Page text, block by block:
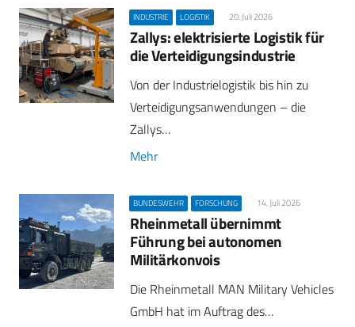
INDUSTRIE LOGISTIK 20. Juli 2026
Zallys: elektrisierte Logistik für
die Verteidigungsindustrie
Von der Industrielogistik bis hin zu
Verteidigungsanwendungen – die
Zallys…
Mehr
BUNDESWEHR FORSCHUNG 14. Juli 2026
Rheinmetall übernimmt
Führung bei autonomen
Militärkonvois
Die Rheinmetall MAN Military Vehicles
GmbH hat im Auftrag des…